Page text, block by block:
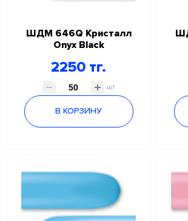
ШДМ 646Q Кристалл
Onyx Black
2250 тг.
шт
В КОРЗИНУ